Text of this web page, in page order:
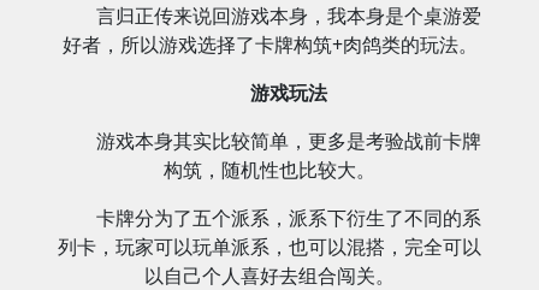
言归正传来说回游戏本身，我本身是个桌游爱
好者，所以游戏选择了卡牌构筑+肉鸽类的玩法。
游戏玩法
游戏本身其实比较简单，更多是考验战前卡牌
构筑，随机性也比较大。
卡牌分为了五个派系，派系下衍生了不同的系
列卡，玩家可以玩单派系，也可以混搭，完全可以
以自己个人喜好去组合闯关。